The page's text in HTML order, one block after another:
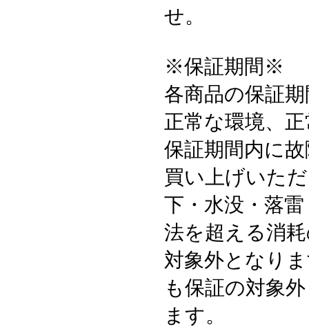
せ。
※保証期間※
各商品の保証
正常な環境、
保証期間内に
買い上げいた
下・水没・落
法を超える消
対象外となり
も保証の対象
ます。